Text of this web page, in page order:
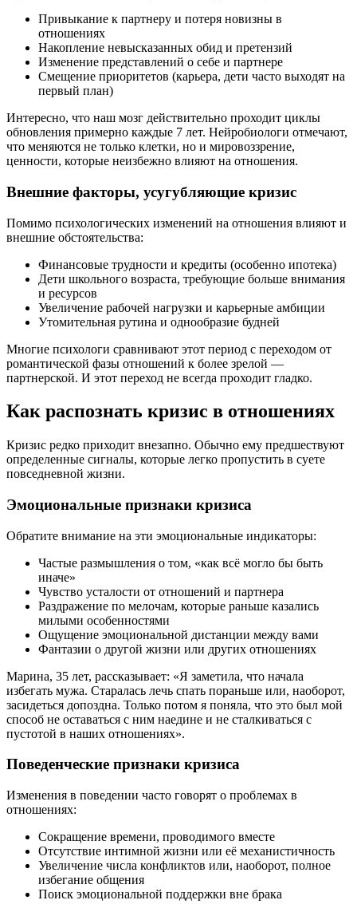
Привыкание к партнеру и потеря новизны в
отношениях
Накопление невысказанных обид и претензий
Изменение представлений о себе и партнере
Смещение приоритетов (карьера, дети часто выходят на
первый план)
Интересно, что наш мозг действительно проходит циклы
обновления примерно каждые 7 лет. Нейробиологи отмечают,
что меняются не только клетки, но и мировоззрение,
ценности, которые неизбежно влияют на отношения.
Внешние факторы, усугубляющие кризис
Помимо психологических изменений на отношения влияют и
внешние обстоятельства:
Финансовые трудности и кредиты (особенно ипотека)
Дети школьного возраста, требующие больше внимания
и ресурсов
Увеличение рабочей нагрузки и карьерные амбиции
Утомительная рутина и однообразие будней
Многие психологи сравнивают этот период с переходом от
романтической фазы отношений к более зрелой —
партнерской. И этот переход не всегда проходит гладко.
Как распознать кризис в отношениях
Кризис редко приходит внезапно. Обычно ему предшествуют
определенные сигналы, которые легко пропустить в суете
повседневной жизни.
Эмоциональные признаки кризиса
Обратите внимание на эти эмоциональные индикаторы:
Частые размышления о том, «как всё могло бы быть
иначе»
Чувство усталости от отношений и партнера
Раздражение по мелочам, которые раньше казались
милыми особенностями
Ощущение эмоциональной дистанции между вами
Фантазии о другой жизни или других отношениях
Марина, 35 лет, рассказывает: «Я заметила, что начала
избегать мужа. Старалась лечь спать пораньше или, наоборот,
засидеться допоздна. Только потом я поняла, что это был мой
способ не оставаться с ним наедине и не сталкиваться с
пустотой в наших отношениях».
Поведенческие признаки кризиса
Изменения в поведении часто говорят о проблемах в
отношениях:
Сокращение времени, проводимого вместе
Отсутствие интимной жизни или её механистичность
Увеличение числа конфликтов или, наоборот, полное
избегание общения
Поиск эмоциональной поддержки вне брака